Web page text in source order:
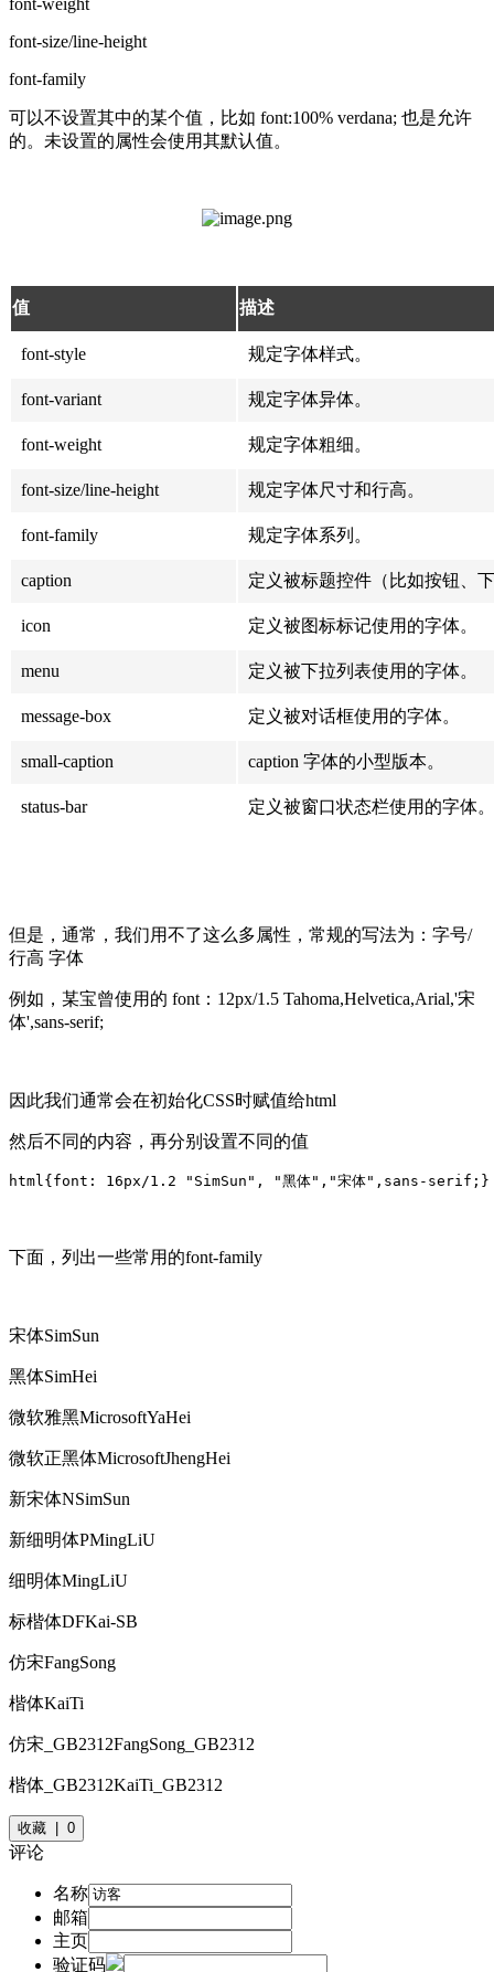
font-weight
font-size/line-height
font-family
可以不设置其中的某个值，比如 font:100% verdana; 也是允许
的。未设置的属性会使用其默认值。
值 描述
font-style 规定字体样式。
font-variant 规定字体异体。
font-weight 规定字体粗细。
font-size/line-height 规定字体尺寸和行高。
font-family 规定字体系列。
caption 定义被标题控件（比如按钮、
icon 定义被图标标记使用的字体。
menu 定义被下拉列表使用的字体。
message-box 定义被对话框使用的字体。
small-caption caption 字体的小型版本。
status-bar 定义被窗口状态栏使用的字体。
但是，通常，我们用不了这么多属性，常规的写法为：字号/
行高 字体
例如，某宝曾使用的 font：12px/1.5 Tahoma,Helvetica,Arial,'宋
体',sans-serif;
因此我们通常会在初始化CSS时赋值给html
然后不同的内容，再分别设置不同的值
html{font: 16px/1.2 "SimSun", "黑体","宋体",sans-serif;}
下面，列出一些常用的font-family
宋体SimSun
黑体SimHei
微软雅黑MicrosoftYaHei
微软正黑体MicrosoftJhengHei
新宋体NSimSun
新细明体PMingLiU
细明体MingLiU
标楷体DFKai-SB
仿宋FangSong
楷体KaiTi
仿宋_GB2312FangSong_GB2312
楷体_GB2312KaiTi_GB2312
收藏 | 0
评论
名称
邮箱
主页
验证码